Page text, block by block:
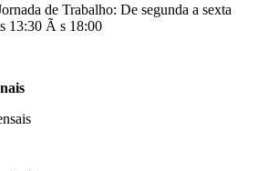
de Trabalho: De segunda a sexta
13:30 Ã s 18:00